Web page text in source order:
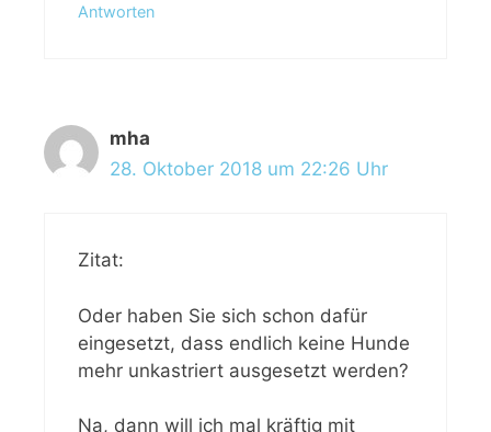
Antworten
mha
28. Oktober 2018 um 22:26 Uhr
Zitat:
Oder haben Sie sich schon dafür
eingesetzt, dass endlich keine Hunde
mehr unkastriert ausgesetzt werden?
Na, dann will ich mal kräftig mit